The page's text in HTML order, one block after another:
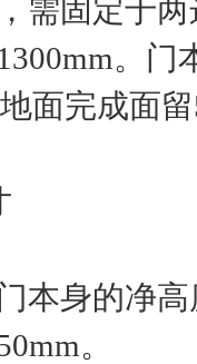
需固定于
。门
面完成面
本身的净
。